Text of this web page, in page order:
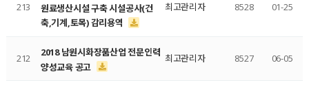
213
원료생산시설 구축 시설공사(건
축,기계,토목) 감리용역
최고관리자 8528 01-25
212
2018 남원시화장품산업 전문인력
양성교육 공고
최고관리자 8527 06-05